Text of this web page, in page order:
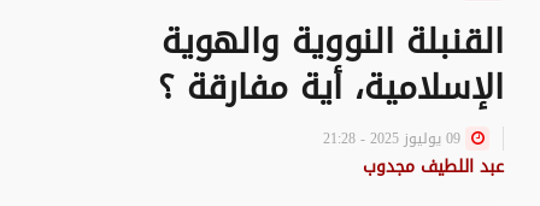
القنبلة النووية والهوية
الإسلامية، أية مفارقة ؟
عبد اللطيف مجدوب